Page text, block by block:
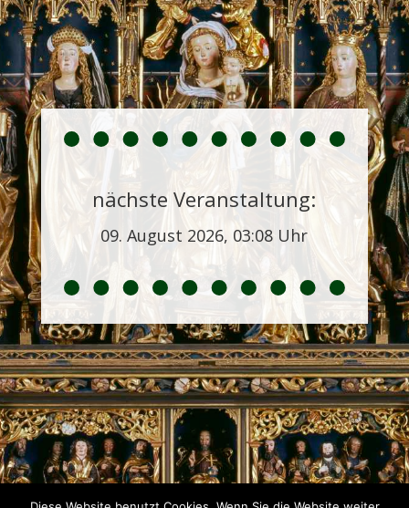
nächste Veranstaltung:
09. August 2026, 03:08 Uhr